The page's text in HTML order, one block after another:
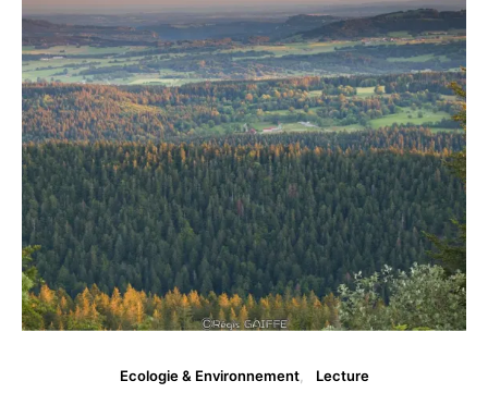
Ecologie & Environnement Lecture